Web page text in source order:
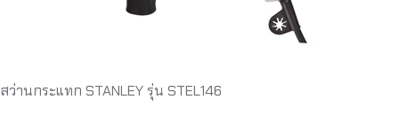
สว่านกระแทก STANLEY รุ่น STEL146